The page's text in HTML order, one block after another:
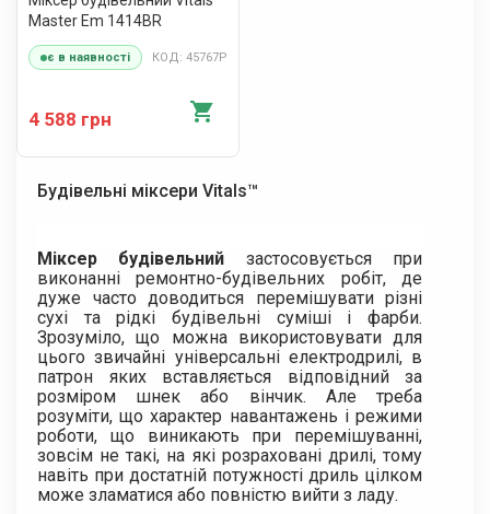
Master Em 1414BR
є в наявності КОД: 45767Р
4 588 грн
Будівельні міксери Vitals™
Міксер будівельний застосовується при
виконанні ремонтно-будівельних робіт, де
дуже часто доводиться перемішувати різні
сухі та рідкі будівельні суміші і фарби.
Зрозуміло, що можна використовувати для
цього звичайні універсальні електродрилі, в
патрон яких вставляється відповідний за
розміром шнек або вінчик. Але треба
розуміти, що характер навантажень і режими
роботи, що виникають при перемішуванні,
зовсім не такі, на які розраховані дрилі, тому
навіть при достатній потужності дриль цілком
може зламатися або повністю вийти з ладу.